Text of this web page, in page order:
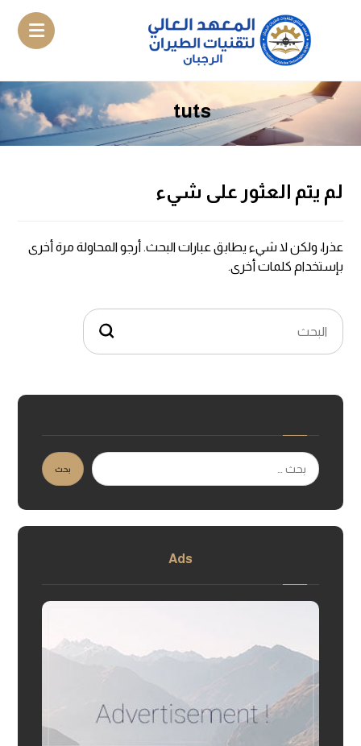
tuts
لم يتم العثور على شيء
عذرا، ولكن لا شيء يطابق عبارات البحث. أرجو المحاولة مرة أخرى
بإستخدام كلمات أخرى.
بحث
Ads